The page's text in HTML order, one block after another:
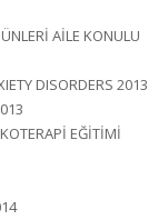
AİLE KONULU
DISORDERS 2013
EĞİTİMİ